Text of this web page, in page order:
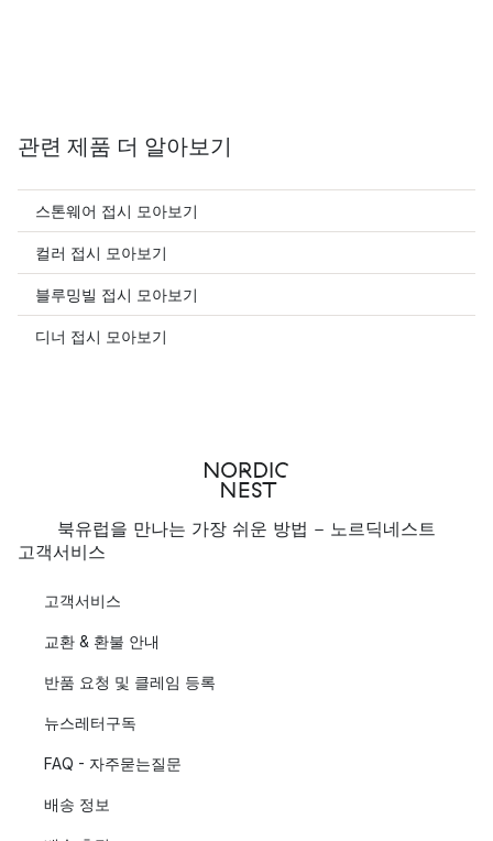
관련 제품 더 알아보기
스톤웨어 접시 모아보기
컬러 접시 모아보기
블루밍빌 접시 모아보기
디너 접시 모아보기
북유럽을 만나는 가장 쉬운 방법 - 노르딕네스트
고객서비스
고객서비스
교환 & 환불 안내
반품 요청 및 클레임 등록
뉴스레터구독
FAQ - 자주묻는질문
배송 정보